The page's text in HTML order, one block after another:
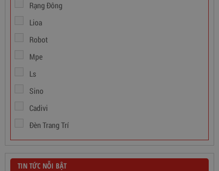
Dây Cáp Điện 1 Ruột Cadivi CV 1,5
346,000đ
Rạng Đông
Lioa
Robot
Mpe
Ls
Sino
Cadivi
Đèn Trang Trí
TIN TỨC NỖI BẬT